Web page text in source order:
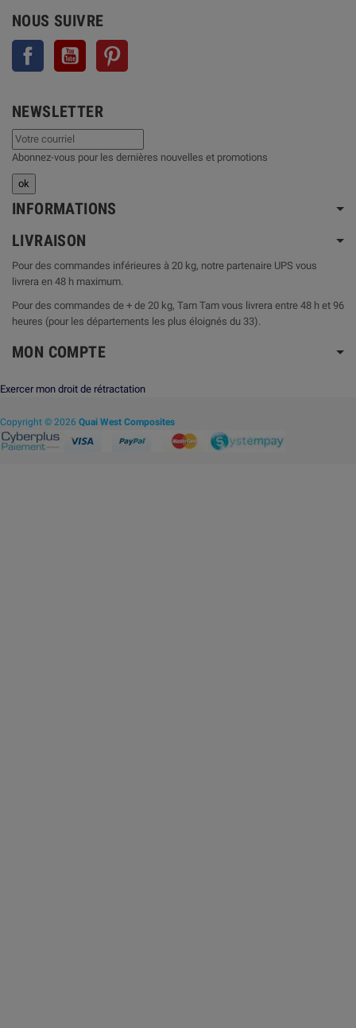
NOUS SUIVRE
Facebook YouTube
NEWSLETTER
Abonnez-vous pour les dernières nouvelles et promotions
INFORMATIONS
LIVRAISON
Pour des commandes inférieures à 20 kg, notre partenaire UPS vous
livrera en 48 h maximum.
Pour des commandes de + de 20 kg, Tam Tam vous livrera entre 48 h et 96
heures (pour les départements les plus éloignés du 33).
MON COMPTE
Exercer mon droit de rétractation
Copyright © 2026 Quai West Composites